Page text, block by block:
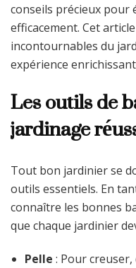
conseils précieux pour
efficacement. Cet
incontournables du
expérience
Les outils de
jardinage
Tout bon jardinier se
outils essentiels. En
connaître les bonnes
que chaque jardinier
Pelle : Pour